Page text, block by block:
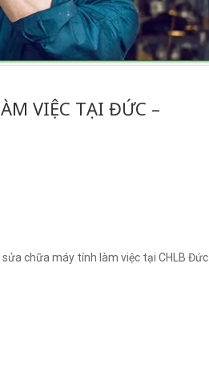
VIỆC TẠI ĐỨC –
chữa máy tính làm việc tại CHLB Đức